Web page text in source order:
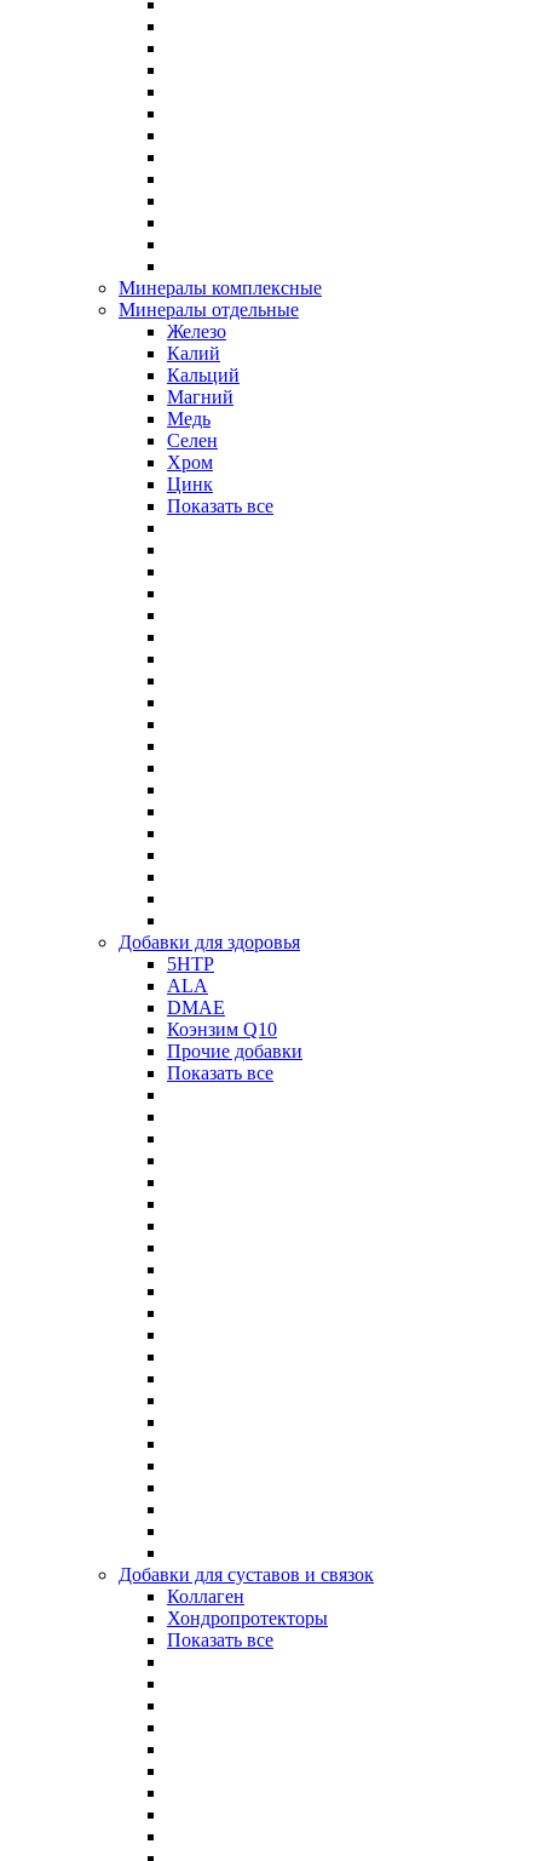
Минералы комплексные
Минералы отдельные
Железо
Калий
Кальций
Магний
Медь
Селен
Хром
Цинк
Показать все
Добавки для здоровья
5HTP
ALA
DMAE
Коэнзим Q10
Прочие добавки
Показать все
Добавки для суставов и связок
Коллаген
Хондропротекторы
Показать все